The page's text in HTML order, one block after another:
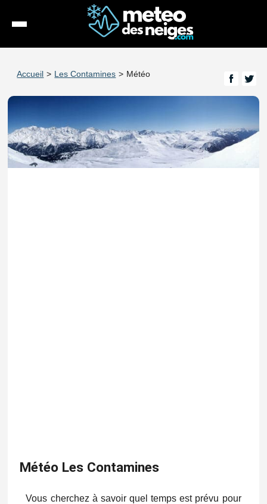
Stations
Webcams
Accueil > Les Contamines > Météo
Météo Les Contamines
Vous cherchez à savoir quel temps est prévu pour